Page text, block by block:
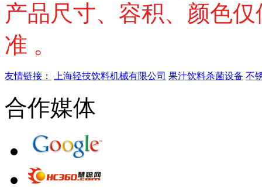
产品尺寸、容积、颜色
准 。
友情链接： 上海轻技饮料机械有限公司 果汁饮料杀菌设备 不
合作媒体